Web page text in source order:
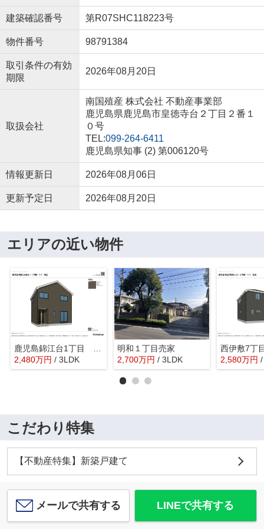
建築確認番号 第R07SHC118223号
物件番号 98791384
取引条件の有効
期限
2026年08月20日
取扱会社
南国殖産 株式会社 不動産事業部
鹿児島県鹿児島市皇徳寺台２丁目２番１
０号
TEL:099-264-6411
鹿児島県知事 (2) 第006120号
情報更新日 2026年08月06日
更新予定日 2026年08月20日
エリアの近い物件
2,480万円 / 3LDK
明和１丁目売家
2,700万円 / 3LDK
西伊敷7丁
2,580万円
こだわり特集
【不動産特集】新築戸建て
メールで共有する LINEで共有する